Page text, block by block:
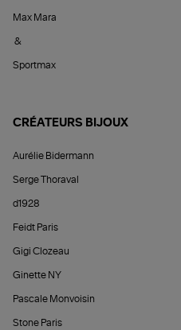
Max Mara
&
Sportmax
CRÉATEURS BIJOUX
Aurélie Bidermann
Serge Thoraval
d1928
Feidt Paris
Gigi Clozeau
Ginette NY
Pascale Monvoisin
Stone Paris